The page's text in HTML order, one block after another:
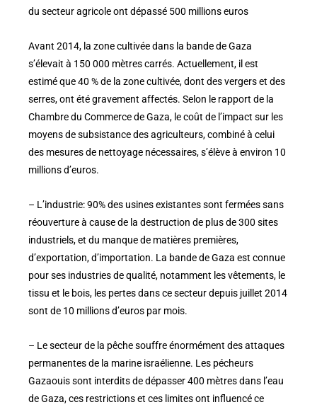
du secteur agricole ont dépassé 500 millions euros
Avant 2014, la zone cultivée dans la bande de Gaza
s’élevait à 150 000 mètres carrés. Actuellement, il est
estimé que 40 % de la zone cultivée, dont des vergers et des
serres, ont été gravement affectés. Selon le rapport de la
Chambre du Commerce de Gaza, le coût de l’impact sur les
moyens de subsistance des agriculteurs, combiné à celui
des mesures de nettoyage nécessaires, s’élève à environ 10
millions d’euros.
– L’industrie: 90% des usines existantes sont fermées sans
réouverture à cause de la destruction de plus de 300 sites
industriels, et du manque de matières premières,
d’exportation, d’importation. La bande de Gaza est connue
pour ses industries de qualité, notamment les vêtements, le
tissu et le bois, les pertes dans ce secteur depuis juillet 2014
sont de 10 millions d’euros par mois.
– Le secteur de la pêche souffre énormément des attaques
permanentes de la marine israélienne. Les pécheurs
Gazaouis sont interdits de dépasser 400 mètres dans l’eau
de Gaza, ces restrictions et ces limites ont influencé ce